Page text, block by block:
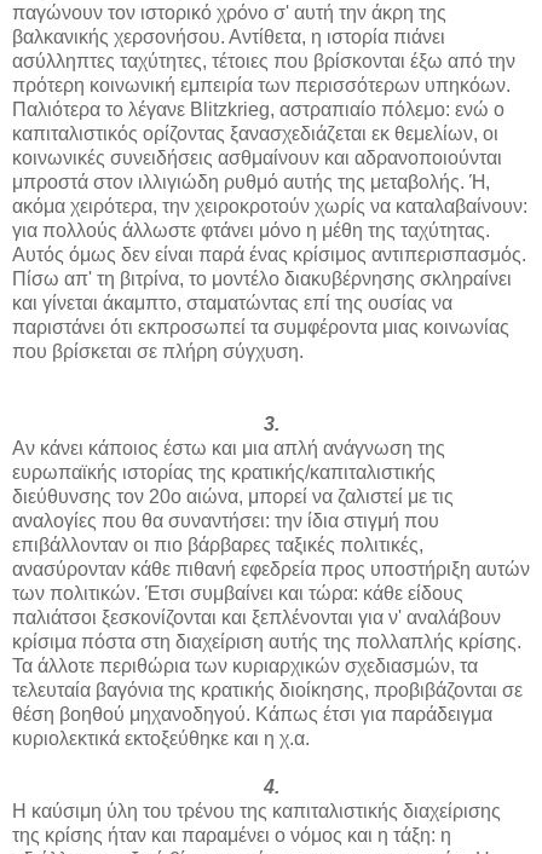
παγώνουν τον ιστορικό χρόνο σ' αυτή την άκρη της
βαλκανικής χερσονήσου. Αντίθετα, η ιστορία πιάνει
ασύλληπτες ταχύτητες, τέτοιες που βρίσκονται έξω από την
πρότερη κοινωνική εμπειρία των περισσότερων υπηκόων.
Παλιότερα το λέγανε Blitzkrieg, αστραπιαίο πόλεμο: ενώ ο
καπιταλιστικός ορίζοντας ξανασχεδιάζεται εκ θεμελίων, οι
κοινωνικές συνειδήσεις ασθμαίνουν και αδρανοποιούνται
μπροστά στον ιλλιγιώδη ρυθμό αυτής της μεταβολής. Ή,
ακόμα χειρότερα, την χειροκροτούν χωρίς να καταλαβαίνουν:
για πολλούς άλλωστε φτάνει μόνο η μέθη της ταχύτητας.
Αυτός όμως δεν είναι παρά ένας κρίσιμος αντιπερισπασμός.
Πίσω απ' τη βιτρίνα, το μοντέλο διακυβέρνησης σκληραίνει
και γίνεται άκαμπτο, σταματώντας επί της ουσίας να
παριστάνει ότι εκπροσωπεί τα συμφέροντα μιας κοινωνίας
που βρίσκεται σε πλήρη σύγχυση.
3.
Αν κάνει κάποιος έστω και μια απλή ανάγνωση της
ευρωπαϊκής ιστορίας της κρατικής/καπιταλιστικής
διεύθυνσης τον 20ο αιώνα, μπορεί να ζαλιστεί με τις
αναλογίες που θα συναντήσει: την ίδια στιγμή που
επιβάλλονταν οι πιο βάρβαρες ταξικές πολιτικές,
ανασύρονταν κάθε πιθανή εφεδρεία προς υποστήριξη αυτών
των πολιτικών. Έτσι συμβαίνει και τώρα: κάθε είδους
παλιάτσοι ξεσκονίζονται και ξεπλένονται για ν' αναλάβουν
κρίσιμα πόστα στη διαχείριση αυτής της πολλαπλής κρίσης.
Τα άλλοτε περιθώρια των κυριαρχικών σχεδιασμών, τα
τελευταία βαγόνια της κρατικής διοίκησης, προβιβάζονται σε
θέση βοηθού μηχανοδηγού. Κάπως έτσι για παράδειγμα
κυριολεκτικά εκτοξεύθηκε και η χ.α.
4.
Η καύσιμη ύλη του τρένου της καπιταλιστικής διαχείρισης
της κρίσης ήταν και παραμένει ο νόμος και η τάξη: η